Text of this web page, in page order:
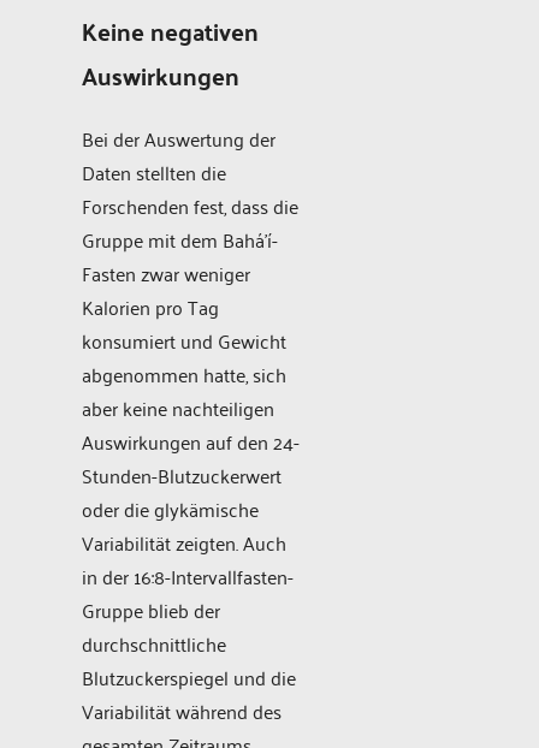
Keine negativen
Auswirkungen
Bei der Auswertung der
Daten stellten die
Forschenden fest, dass die
Gruppe mit dem Bahá’í-
Fasten zwar weniger
Kalorien pro Tag
konsumiert und Gewicht
abgenommen hatte, sich
aber keine nachteiligen
Auswirkungen auf den 24-
Stunden-Blutzuckerwert
oder die glykämische
Variabilität zeigten. Auch
in der 16:8-Intervallfasten-
Gruppe blieb der
durchschnittliche
Blutzuckerspiegel und die
Variabilität während des